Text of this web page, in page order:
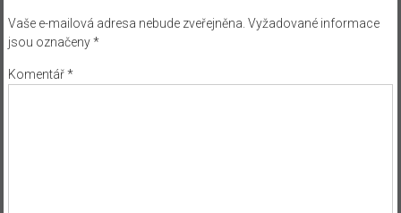
Vaše e-mailová adresa nebude zveřejněna. Vyžadované informace
jsou označeny*
Komentář*